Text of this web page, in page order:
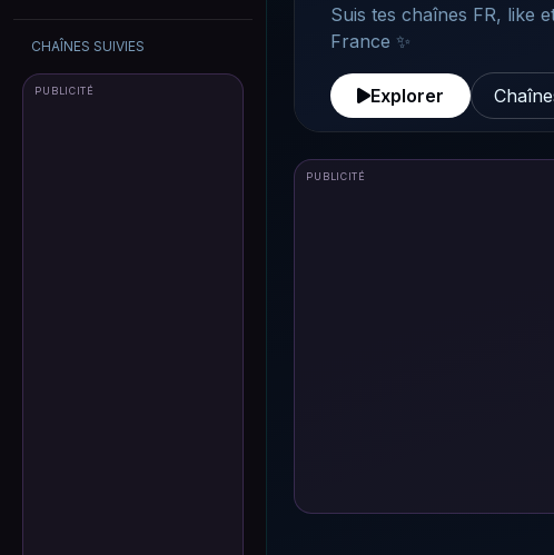
CHAÎNES SUIVIES
PUBLICITÉ
Suis tes chaînes FR, like
France ✨
Explorer
PUBLICITÉ